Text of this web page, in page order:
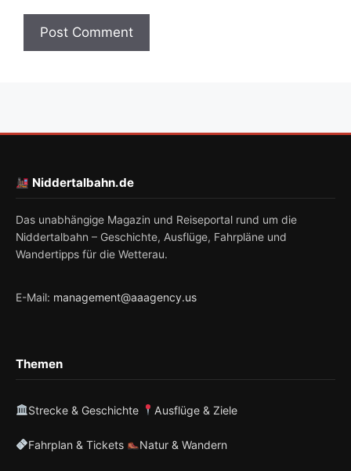
Niddertalbahn.de
Das unabhängige Magazin und Reiseportal rund um die
Niddertalbahn – Geschichte, Ausflüge, Fahrpläne und
Wandertipps für die Wetterau.
E-Mail: management@aaagency.us
Themen
Strecke & Geschichte Ausflüge & Ziele
Fahrplan & Tickets Natur & Wandern